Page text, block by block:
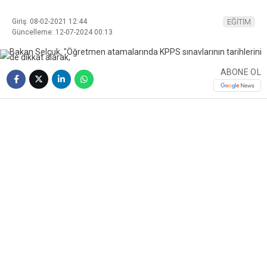
Giriş: 08-02-2021 12:44
Güncelleme: 12-07-2024 00:13
EĞİTİM
ABONE OL